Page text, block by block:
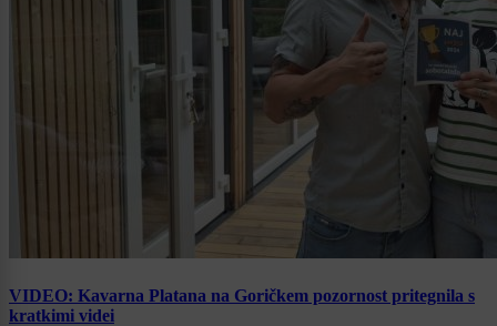
VIDEO: Kavarna Platana na Goričkem pozornost pritegnila s
kratkimi videi